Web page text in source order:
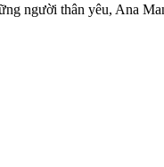
người thân yêu, Ana